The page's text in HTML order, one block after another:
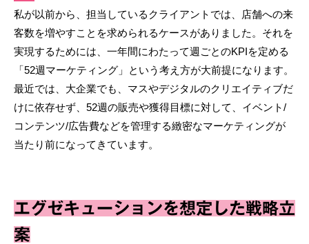
私が以前から、担当しているクライアントでは、店舗への来
客数を増やすことを求められるケースがありました。それを
実現するためには、一年間にわたって週ごとのKPIを定める
「52週マーケティング」という考え方が大前提になります。
最近では、大企業でも、マスやデジタルのクリエイティブだ
けに依存せず、52週の販売や獲得目標に対して、イベント/
コンテンツ/広告費などを管理する緻密なマーケティングが
当たり前になってきています。
エグゼキューションを想定した戦略立
案